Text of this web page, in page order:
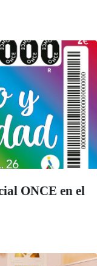
ONCE en el